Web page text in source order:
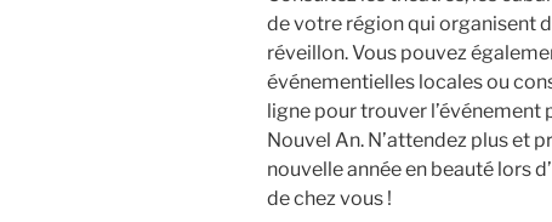
de votre région qui organisent
réveillon. Vous pouvez
événementielles locales ou
ligne pour trouver
Nouvel An. N’attendez plus et
nouvelle année en beauté lors
de chez vous !